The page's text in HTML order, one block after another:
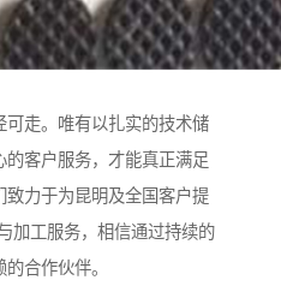
走。唯有以扎实的技术储
客户服务，才能真正满足
致力于为昆明及全国客户提
加工服务，相信通过持续的
合作伙伴。